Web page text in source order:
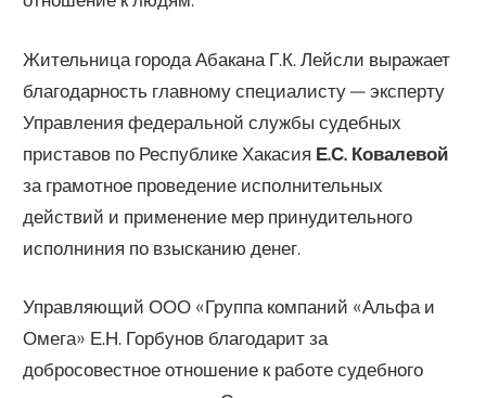
Жительница города Абакана Г.К. Лейсли выражает
благодарность главному специалисту — эксперту
Управления федеральной службы судебных
приставов по Республике Хакасия Е.С. Ковалевой
за грамотное проведение исполнительных
действий и применение мер принудительного
исполниния по взысканию денег.
Управляющий ООО «Группа компаний «Альфа и
Омега» Е.Н. Горбунов благодарит за
добросовестное отношение к работе судебного